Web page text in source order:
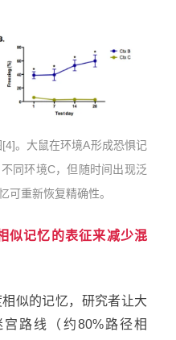
。大鼠在环境A形成恐惧记
同环境C，但随时间出现泛
可重新恢复精确性。
似记忆的表征来减少混
似的记忆，研究者让大
路线（约80%路径相